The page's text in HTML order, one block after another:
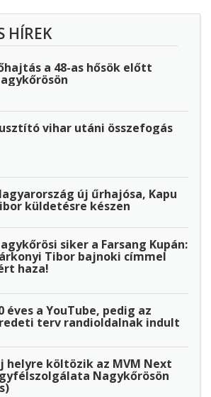
HÍREK
a 48-as hősök előtt
vihar utáni összefogás
új űrhajósa, Kapu
küldetésre készen
siker a Farsang Kupán:
Tibor bajnoki címmel
haza!
éves a YouTube, pedig az
terv randioldalnak indult
helyre költözik az MVM Next
Nagykőrösön